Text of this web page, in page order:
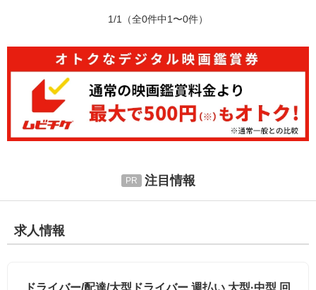
1/1 （全0件中1〜0件）
注目情報
求人情報
ドライバー/配達/大型ドライバー 週払い 大型·中型 回